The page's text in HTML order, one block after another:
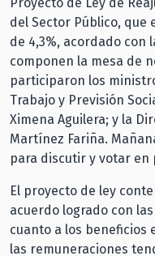
del Sector Público,
de 4,3%, acordado con
componen la mesa de
participaron los
Trabajo y Previsión
Ximena Aguilera; y la
Martínez Fariña.
para discutir y votar
El proyecto de ley
acuerdo logrado con
cuanto a los beneficios
las remuneraciones